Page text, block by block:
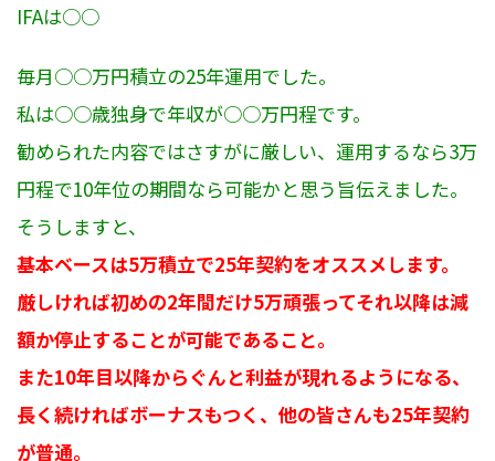
IFAは○○
毎月○○万円積立の25年運用でした。
私は○○歳独身で年収が○○万円程です。
勧められた内容ではさすがに厳しい、運用するなら3万
円程で10年位の期間なら可能かと思う旨伝えました。
そうしますと、
基本ベースは5万積立で25年契約をオススメします。
厳しければ初めの2年間だけ5万頑張ってそれ以降は減
額か停止することが可能であること。
また10年目以降からぐんと利益が現れるようになる、
長く続ければボーナスもつく、他の皆さんも25年契約
が普通。